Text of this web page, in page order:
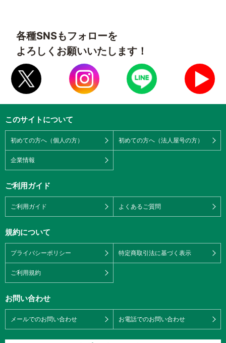
各種SNSもフォローを
よろしくお願いいたします！
このサイトについて
初めての方へ（個人の方） 初めての方へ（法人屋号の方）
企業情報
ご利用ガイド
ご利用ガイド よくあるご質問
規約について
プライバシーポリシー 特定商取引法に基づく表示
ご利用規約
お問い合わせ
メールでのお問い合わせ お電話でのお問い合わせ